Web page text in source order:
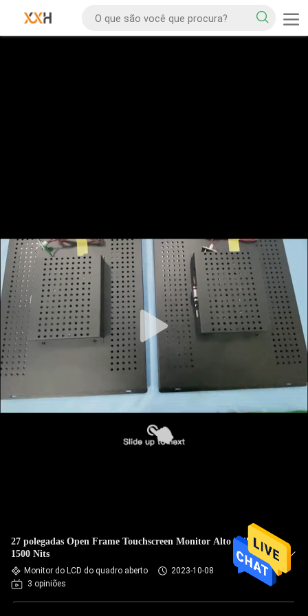
27 polegadas Open Frame Touchscreen Monitor Alto brilho
1500 Nits
Monitor do LCD do quadro aberto
2023-10-08
3 opiniões